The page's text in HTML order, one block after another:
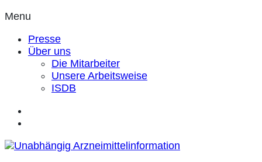
Menu
Presse
Über uns
Die Mitarbeiter
Unsere Arbeitsweise
ISDB